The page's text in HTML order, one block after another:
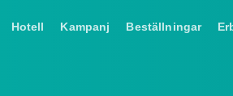
Hotell Kampanj Beställningar